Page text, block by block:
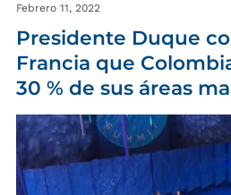
Febrero 11, 2022
Presidente Duque
Francia que
30 % de sus áreas